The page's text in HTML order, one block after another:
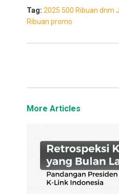
Tag: 2025 500 Ribuan dnm
Ribuan promo
More Articles